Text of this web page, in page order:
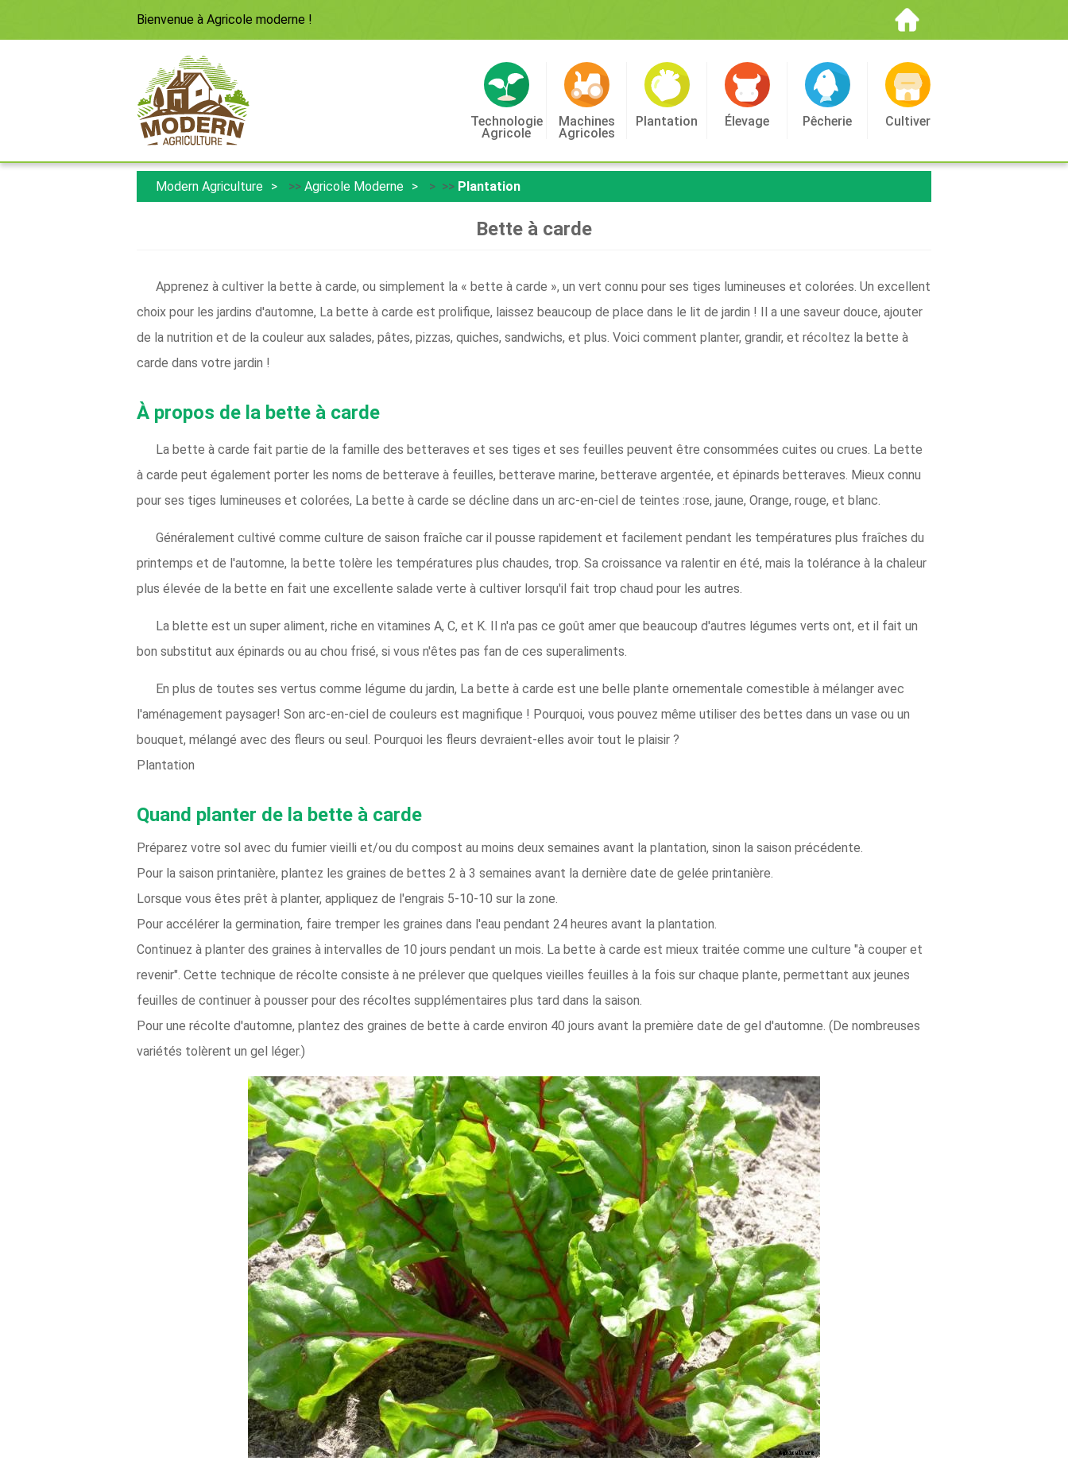
Bienvenue à Agricole moderne !
Technologie
Agricole
Machines
Agricoles
Plantation Élevage Pêcherie Cultiver
Modern Agriculture >> Agricole Moderne > >> Plantation
Bette à carde
Apprenez à cultiver la bette à carde, ou simplement la « bette à carde », un vert connu pour ses tiges lumineuses et colorées. Un excellent
choix pour les jardins d'automne, La bette à carde est prolifique, laissez beaucoup de place dans le lit de jardin ! Il a une saveur douce, ajouter
de la nutrition et de la couleur aux salades, pâtes, pizzas, quiches, sandwichs, et plus. Voici comment planter, grandir, et récoltez la bette à
carde dans votre jardin !
À propos de la bette à carde
La bette à carde fait partie de la famille des betteraves et ses tiges et ses feuilles peuvent être consommées cuites ou crues. La bette
à carde peut également porter les noms de betterave à feuilles, betterave marine, betterave argentée, et épinards betteraves. Mieux connu
pour ses tiges lumineuses et colorées, La bette à carde se décline dans un arc-en-ciel de teintes :rose, jaune, Orange, rouge, et blanc.
Généralement cultivé comme culture de saison fraîche car il pousse rapidement et facilement pendant les températures plus fraîches du
printemps et de l'automne, la bette tolère les températures plus chaudes, trop. Sa croissance va ralentir en été, mais la tolérance à la chaleur
plus élevée de la bette en fait une excellente salade verte à cultiver lorsqu'il fait trop chaud pour les autres.
La blette est un super aliment, riche en vitamines A, C, et K. Il n'a pas ce goût amer que beaucoup d'autres légumes verts ont, et il fait un
bon substitut aux épinards ou au chou frisé, si vous n'êtes pas fan de ces superaliments.
En plus de toutes ses vertus comme légume du jardin, La bette à carde est une belle plante ornementale comestible à mélanger avec
l'aménagement paysager! Son arc-en-ciel de couleurs est magnifique ! Pourquoi, vous pouvez même utiliser des bettes dans un vase ou un
bouquet, mélangé avec des fleurs ou seul. Pourquoi les fleurs devraient-elles avoir tout le plaisir ?
Plantation
Quand planter de la bette à carde
Préparez votre sol avec du fumier vieilli et/ou du compost au moins deux semaines avant la plantation, sinon la saison précédente.
Pour la saison printanière, plantez les graines de bettes 2 à 3 semaines avant la dernière date de gelée printanière.
Lorsque vous êtes prêt à planter, appliquez de l'engrais 5-10-10 sur la zone.
Pour accélérer la germination, faire tremper les graines dans l'eau pendant 24 heures avant la plantation.
Continuez à planter des graines à intervalles de 10 jours pendant un mois. La bette à carde est mieux traitée comme une culture "à couper et
revenir". Cette technique de récolte consiste à ne prélever que quelques vieilles feuilles à la fois sur chaque plante, permettant aux jeunes
feuilles de continuer à pousser pour des récoltes supplémentaires plus tard dans la saison.
Pour une récolte d'automne, plantez des graines de bette à carde environ 40 jours avant la première date de gel d'automne. (De nombreuses
variétés tolèrent un gel léger.)